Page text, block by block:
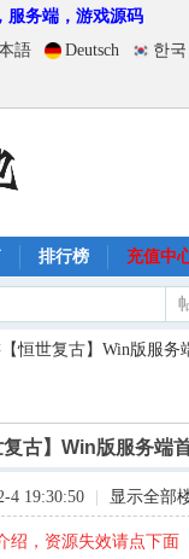
服务端，游戏源码
語 Deutsch 한
排行榜 充值中
恒世复古】Win版服务
古】Win版服务端
4 19:30:50 显示全部
绍，资源失效请点下